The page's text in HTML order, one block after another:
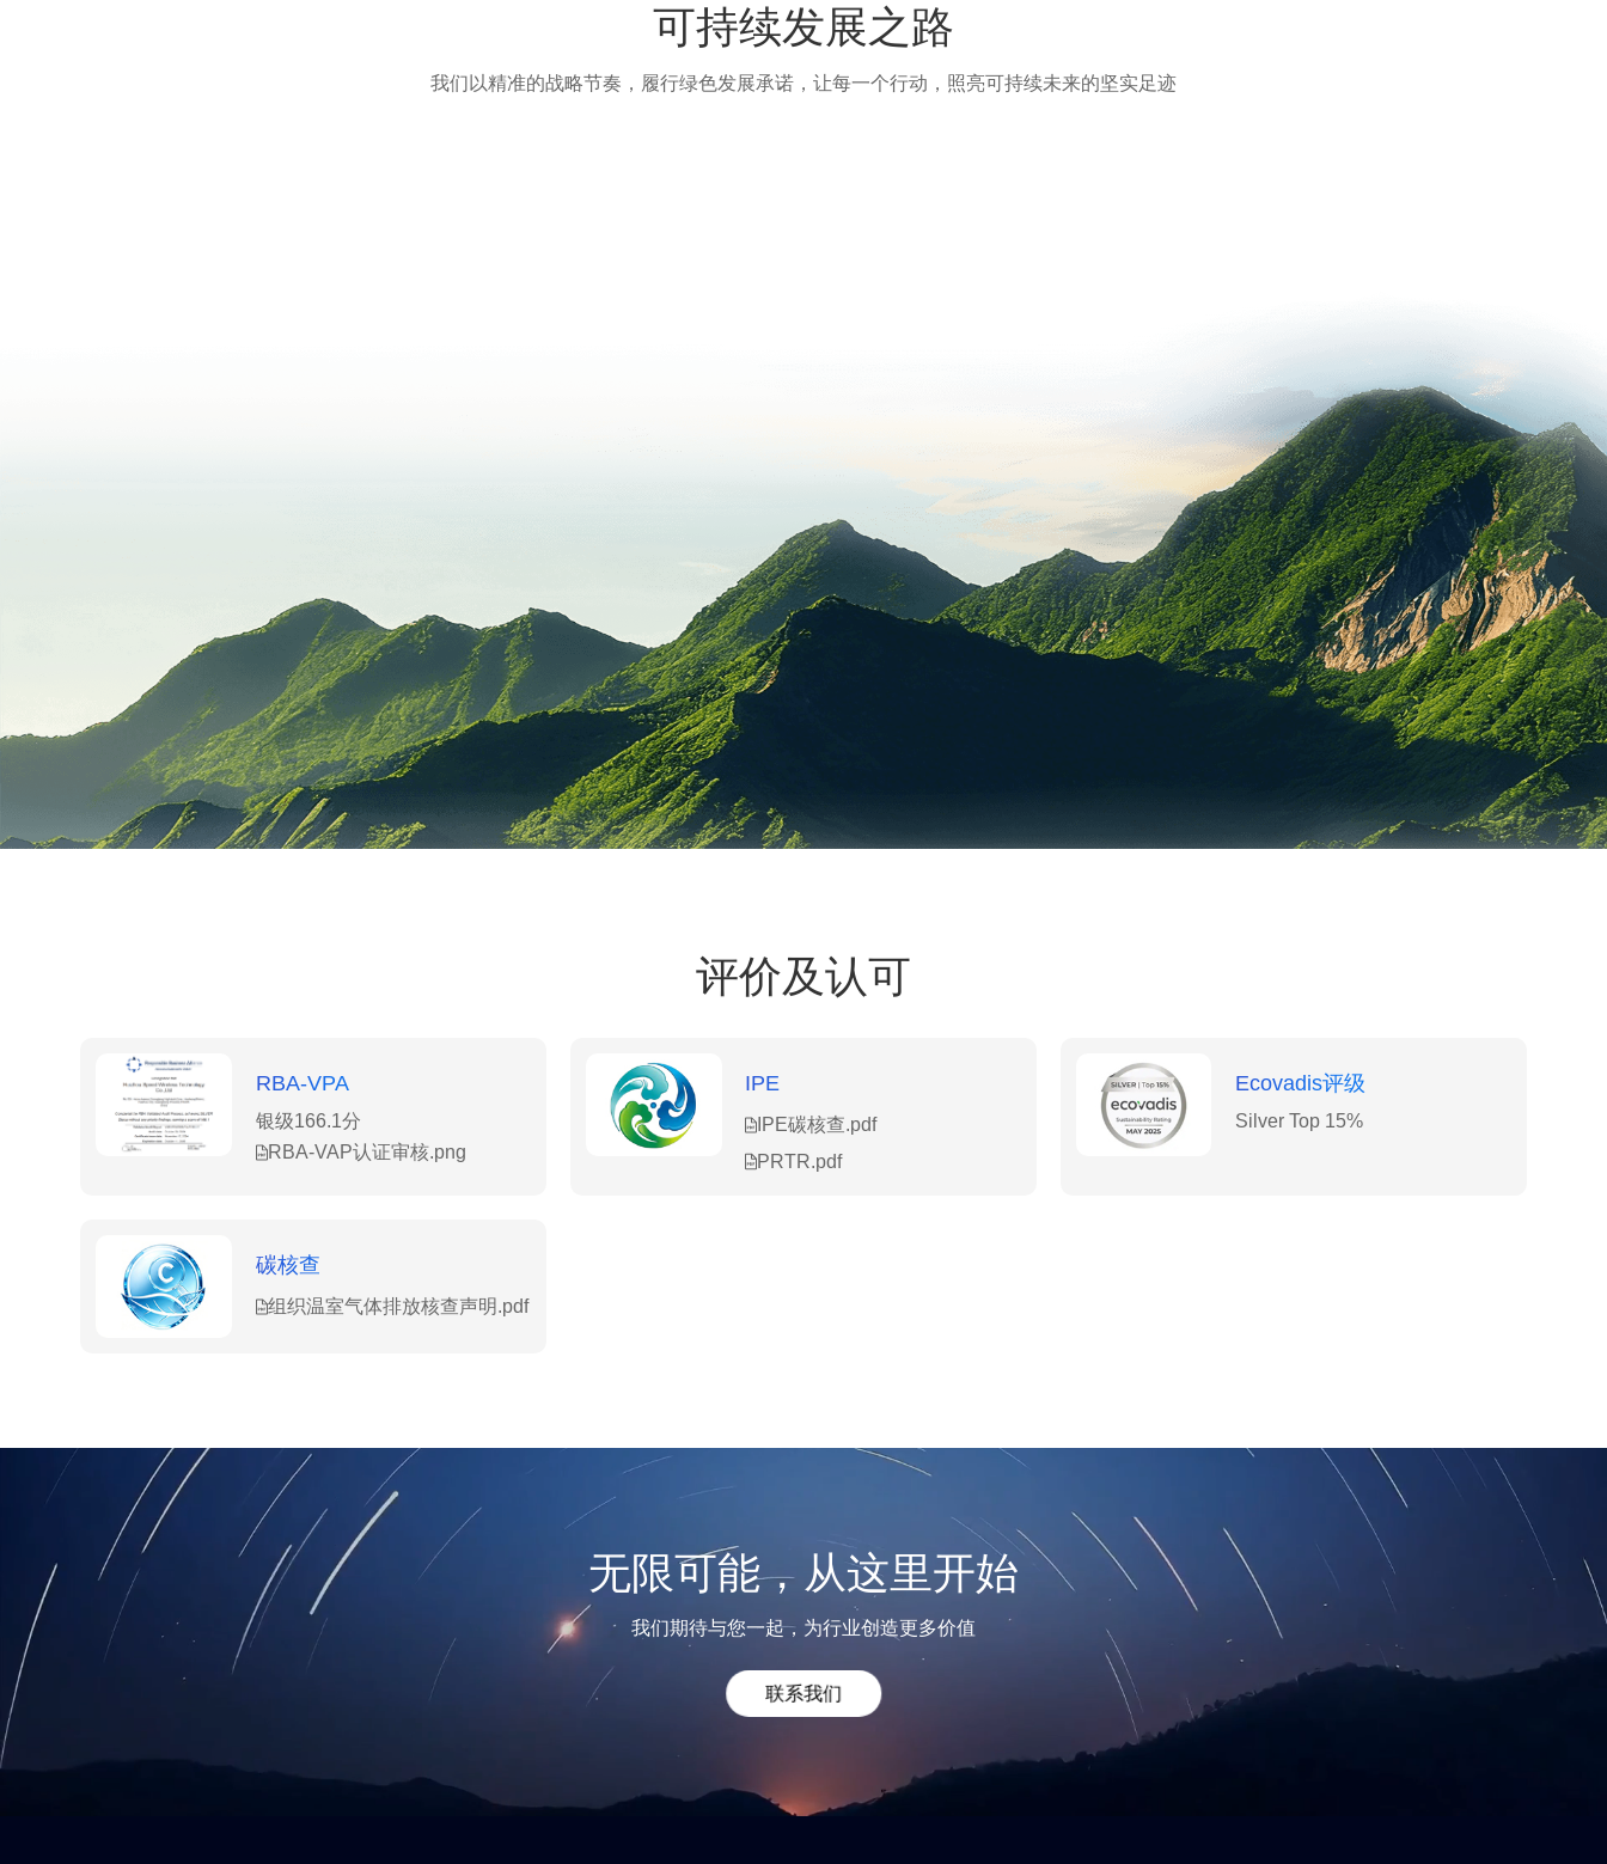
可持续发展之路
我们以精准的战略节奏，履行绿色发展承诺，让每一个行动，照亮可持续未来的坚实足迹
实现碳中和
评价及认可
RBA-VPA
银级166.1分
RBA-VAP认证审核.png
IPE
IPE碳核查.pdf
PRTR.pdf
Ecovadis评级
Silver Top 15%
碳核查
组织温室气体排放核查声明.pdf
无限可能，从这里开始
我们期待与您一起，为行业创造更多价值
联系我们